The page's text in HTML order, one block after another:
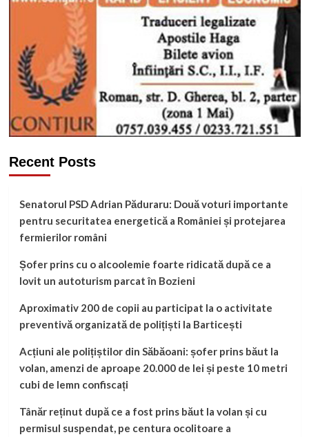
Recent Posts
Senatorul PSD Adrian Păduraru: Două voturi importante
pentru securitatea energetică a României și protejarea
fermierilor români
Șofer prins cu o alcoolemie foarte ridicată după ce a
lovit un autoturism parcat în Bozieni
Aproximativ 200 de copii au participat la o activitate
preventivă organizată de polițiști la Barticești
Acțiuni ale polițiștilor din Săbăoani: șofer prins băut la
volan, amenzi de aproape 20.000 de lei și peste 10 metri
cubi de lemn confiscați
Tânăr reținut după ce a fost prins băut la volan și cu
permisul suspendat, pe centura ocolitoare a